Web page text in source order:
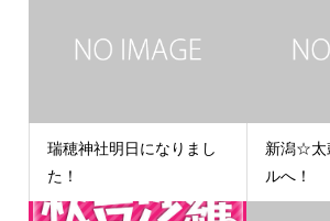
瑞穂神社明日になりまし
た！
新潟☆太
ルへ！